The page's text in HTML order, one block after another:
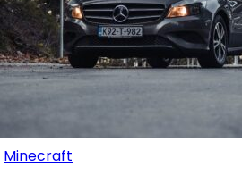
Minecraft